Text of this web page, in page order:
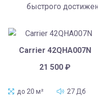
быстрого
Carrier 42QHA007N
21 500₽
до 20 м² 27 Дб